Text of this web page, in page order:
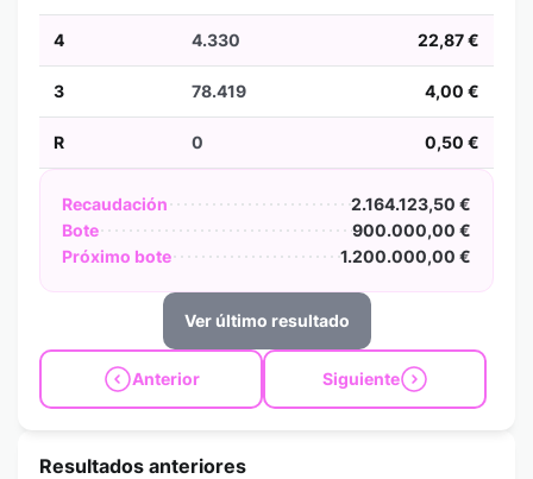
4 4.330 22,87 €
3 78.419 4,00 €
R 0 0,50 €
Recaudación
2.164.123,50 €
Bote
900.000,00 €
Próximo bote
1.200.000,00 €
Ver último resultado
Anterior Siguiente
Resultados anteriores